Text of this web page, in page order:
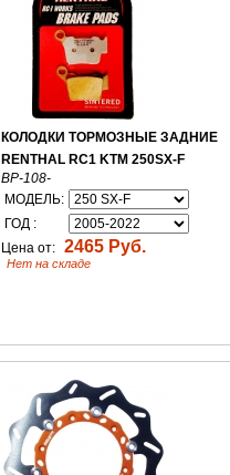
КОЛОДКИ ТОРМОЗНЫЕ ЗАДНИЕ
RENTHAL RC1 KTM 250SX-F
BP-108-
МОДЕЛЬ:
ГОД :
Цена от: 2465 Руб.
Нет на складе